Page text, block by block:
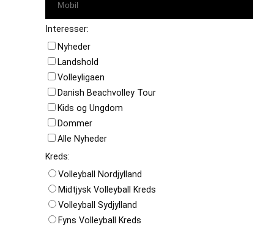
Interesser:
Nyheder
Landshold
Volleyligaen
Danish Beachvolley Tour
Kids og Ungdom
Dommer
Alle Nyheder
Kreds:
Volleyball Nordjylland
Midtjysk Volleyball Kreds
Volleyball Sydjylland
Fyns Volleyball Kreds